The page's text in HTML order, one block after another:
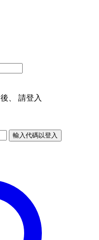
後、 請登入
輸入代碼以登入